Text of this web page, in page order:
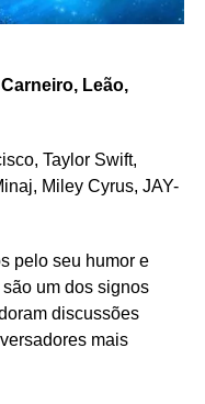
Leão,
Taylor Swift,
Miley Cyrus, JAY-
pelo seu humor e
um dos signos
discussões
mais